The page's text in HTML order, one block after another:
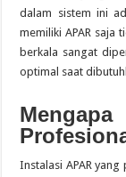
dalam sistem ini
memiliki APAR saja
berkala sangat
optimal saat
Instalasi APAR